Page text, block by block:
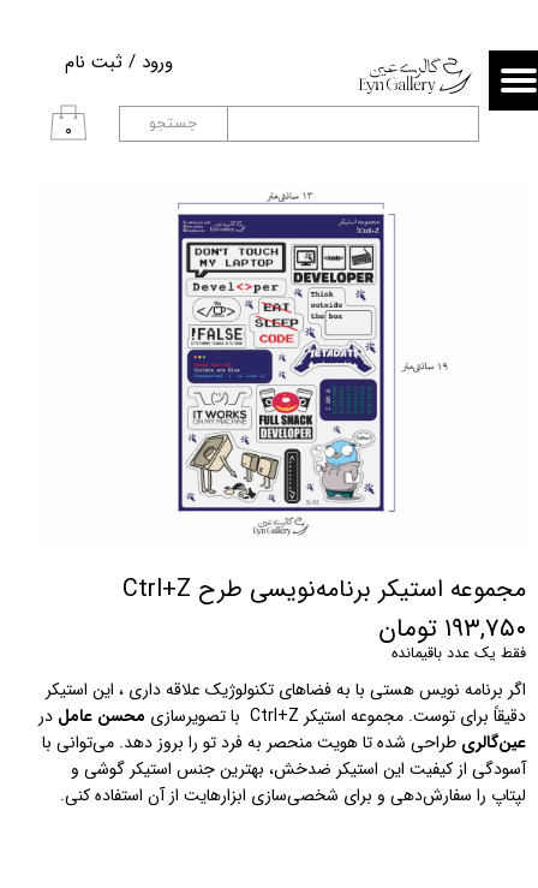
۰
ورود / ثبت نام
حساب کاربری من
تغییر گذر واژه
خروج از حساب کاربری
جستجو
مجموعه استیکر برنامه‌نویسی طرح Ctrl+Z
۱۹۳,۷۵۰ تومان
فقط یک عدد باقیمانده
دقیقاً برای توست. مجموعه استیکر Ctrl+Z  با تصویرسازی
محسن عامل در
عین‌گالری
لپتاپ را سفارش‌دهی و برای شخصی‌سازی ابزارهایت از آن استفاده کنی.